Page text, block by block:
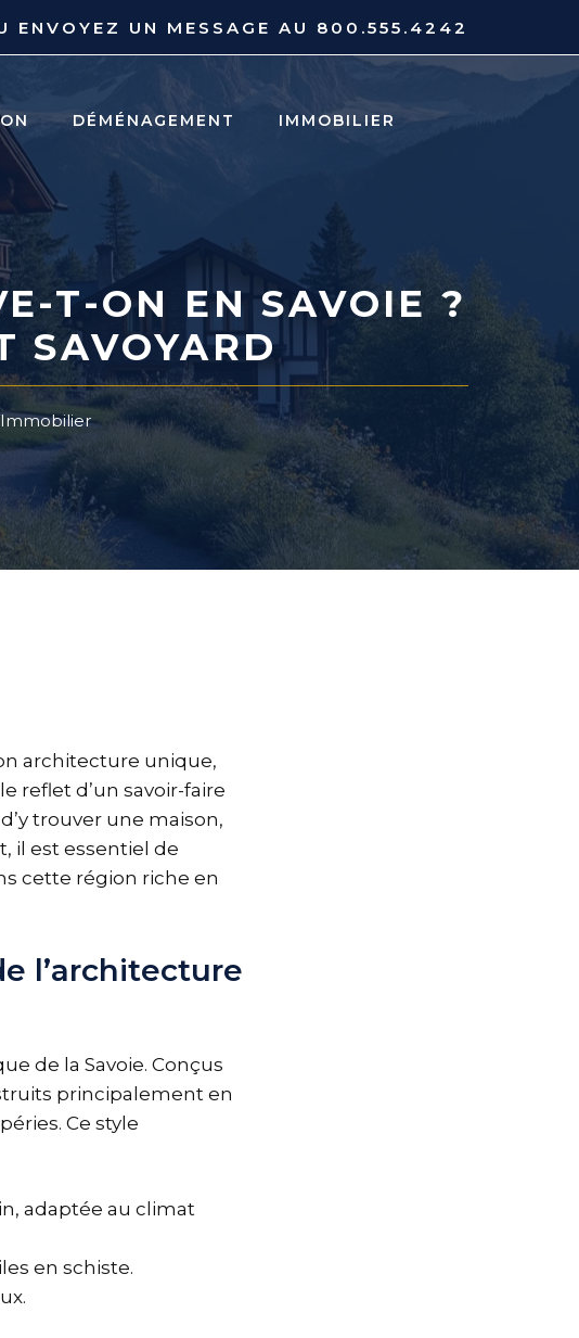
ENVOYEZ UN MESSAGE AU 800.555.4242
DÉMÉNAGEMENT IMMOBILIER
T-ON EN SAVOIE ?
SAVOYARD
Immobilier
architecture unique,
reflet d’un savoir-faire
trouver une maison,
il est essentiel de
cette région riche en
l’architecture
de la Savoie. Conçus
principalement en
Ce style
adaptée au climat
en schiste.